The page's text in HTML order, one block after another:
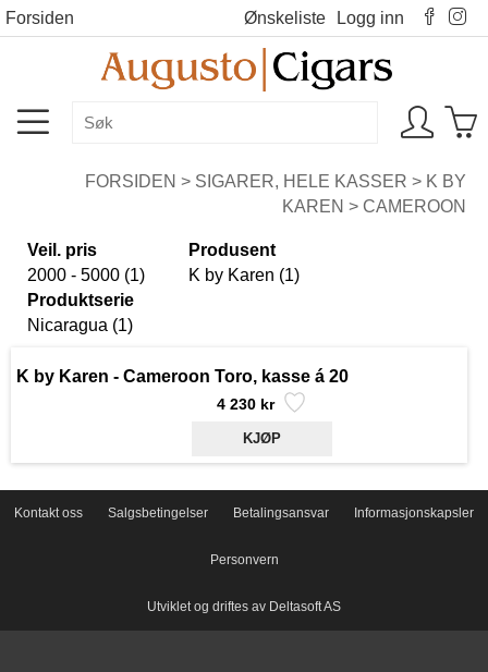
Forsiden Ønskeliste Logg inn
FORSIDEN > SIGARER, HELE KASSER > K BY
KAREN > CAMEROON
Veil. pris
2000 - 5000 (1)
Produsent
K by Karen (1)
Produktserie
Nicaragua (1)
K by Karen - Cameroon Toro, kasse á 20
4 230 kr
Kontakt oss Salgsbetingelser Betalingsansvar Informasjonskapsler
Personvern
Utviklet og driftes av Deltasoft AS